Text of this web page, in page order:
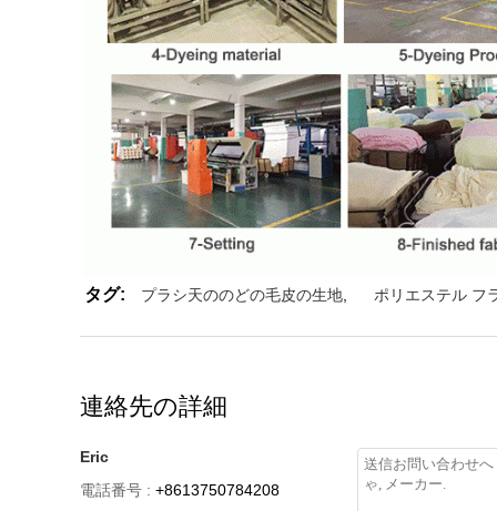
タグ: プラシ天ののどの毛皮の生地 ポリエステル フ
連絡先の詳細
Eric
電話番号 : +8613750784208